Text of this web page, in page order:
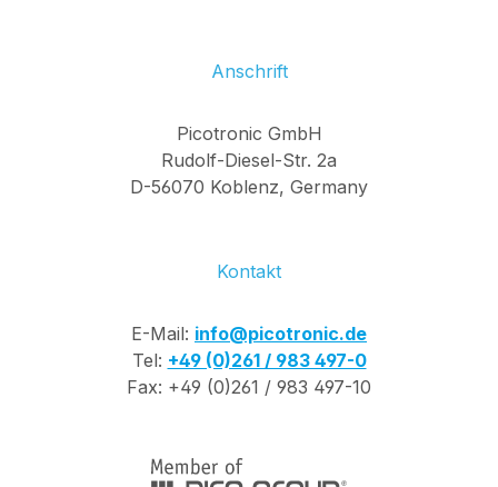
Anschrift
Picotronic GmbH
Rudolf-Diesel-Str. 2a
D-56070 Koblenz, Germany
Kontakt
E-Mail: info@picotronic.de
Tel: +49 (0)261 / 983 497-0
Fax: +49 (0)261 / 983 497-10